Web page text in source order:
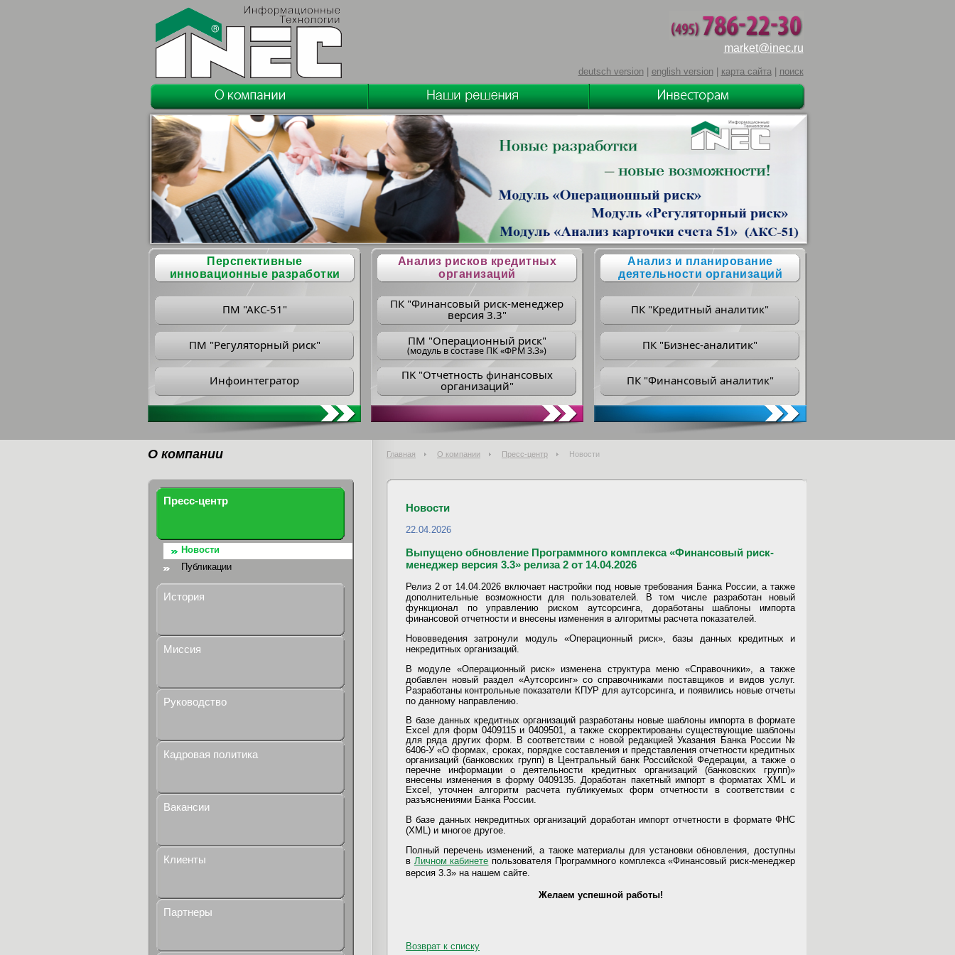
market@inec.ru
deutsch version| english version| карта сайта| поиск
Перспективные
инновационные разработки
ПМ "АКС-51"
ПМ "Регуляторный риск"
Инфоинтегратор
Анализ рисков кредитных
организаций
ПК "Финансовый риск-менеджер
версия 3.3"
ПM "Операционный риск"
(модуль в составе ПК «ФРМ 3.3»)
ПK "Отчетность финансовых
организаций"
Анализ и планирование
деятельности организаций
ПК "Кредитный аналитик"
ПК "Бизнес-аналитик"
ПК "Финансовый аналитик"
О компании Главная О компании Пресс-центр Новости
Пресс-центр
Новости
Публикации
История
Миссия
Руководство
Кадровая политика
Вакансии
Клиенты
Партнеры
Новости
22.04.2026
Выпущено обновление Программного комплекса «Финансовый риск-
менеджер версия 3.3» релиза 2 от 14.04.2026
Релиз 2 от 14.04.2026 включает настройки под новые требования Банка России, а также
дополнительные возможности для пользователей. В том числе разработан новый
функционал по управлению риском аутсорсинга, доработаны шаблоны импорта
финансовой отчетности и внесены изменения в алгоритмы расчета показателей.
Нововведения затронули модуль «Операционный риск», базы данных кредитных и
некредитных организаций.
В модуле «Операционный риск» изменена структура меню «Справочники», а также
добавлен новый раздел «Аутсорсинг» со справочниками поставщиков и видов услуг.
Разработаны контрольные показатели КПУР для аутсорсинга, и появились новые отчеты
по данному направлению.
В базе данных кредитных организаций разработаны новые шаблоны импорта в формате
Excel для форм 0409115 и 0409501, а также скорректированы существующие шаблоны
для ряда других форм. В соответствии с новой редакцией Указания Банка России №
6406-У «О формах, сроках, порядке составления и представления отчетности кредитных
организаций (банковских групп) в Центральный банк Российской Федерации, а также о
перечне информации о деятельности кредитных организаций (банковских групп)»
внесены изменения в форму 0409135. Доработан пакетный импорт в форматах XML и
Excel, уточнен алгоритм расчета публикуемых форм отчетности в соответствии с
разъяснениями Банка России.
В базе данных некредитных организаций доработан импорт отчетности в формате ФНС
(XML) и многое другое.
Полный перечень изменений, а также материалы для установки обновления, доступны
в Личном кабинете пользователя Программного комплекса «Финансовый риск-менеджер
версия 3.3» на нашем сайте.
Желаем успешной работы!
Возврат к списку